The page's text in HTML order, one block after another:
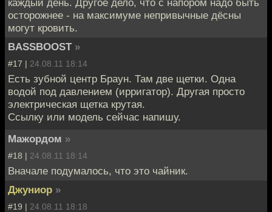
осторожнее - на максимуме непривычные дёсны
могут кровить.
BASSBOOST »
#17 | 24.08.11 18:14
Есть зубной центр Браун. Там две щетки. Одна
водой под давлением (ирригатор). Другая просто
электрическая щетка крутая.
Ссылку или модель сейчас напишу.
Мажордом »
#18 | 24.08.11 18:14
Вначале подумалось, что это чайник.
Джуниор »
#19 | 24.08.11 18:18